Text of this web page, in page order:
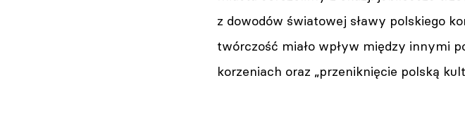
z dowodów światowej sławy polskiego
twórczość miało wpływ między innymi
korzeniach oraz „przeniknięcie polską